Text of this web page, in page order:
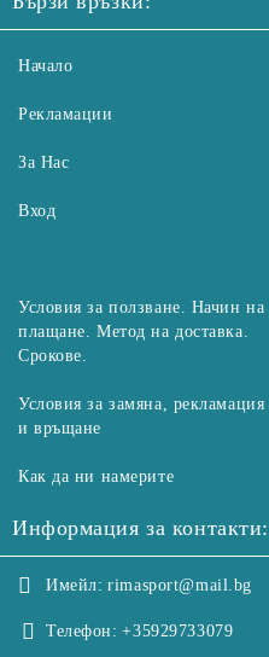
Начало
Рекламации
За Нас
Вход
Условия за ползване. Начин на
плащане. Метод на доставка.
Срокове.
Условия за замяна, рекламация
и връщане
Как да ни намерите
Информация за контакти:
Имейл: rimasport@mail.bg
Телефон: +35929733079